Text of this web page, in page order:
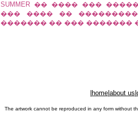
SUMMER �� ���� ���
��� ���� ��
������� �� ��� �������
home about us
The artwork cannot be reproduced in any form without